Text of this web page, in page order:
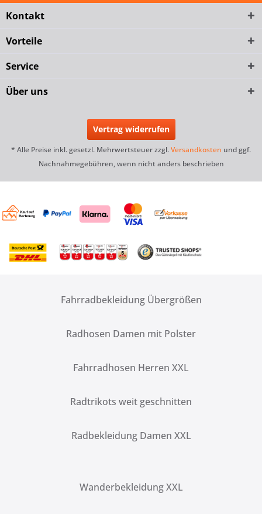
Kontakt
Vorteile
Service
Über uns
Vertrag widerrufen
* Alle Preise inkl. gesetzl. Mehrwertsteuer zzgl.Versandkosten und ggf.
Nachnahmegebühren, wenn nicht anders beschrieben
Fahrradbekleidung Übergrößen
Radhosen Damen mit Polster
Fahrradhosen Herren XXL
Radtrikots weit geschnitten
Radbekleidung Damen XXL
Wanderbekleidung XXL